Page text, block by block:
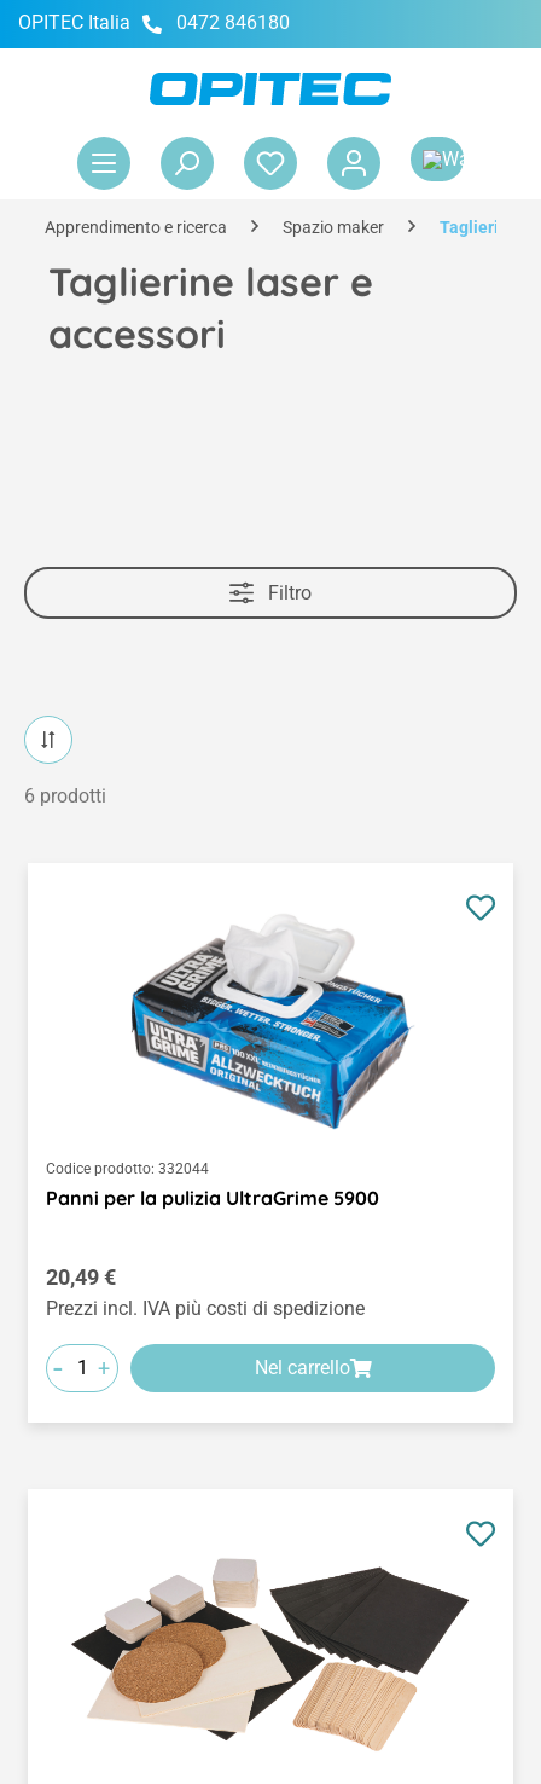
principale
OPITEC Italia 0472 846180
Apprendimento e ricerca Spazio maker Taglierine
Taglierine laser e
accessori
Filtro
6 prodotti
Codice prodotto: 332044
Panni per la pulizia UltraGrime 5900
Prezzo normale:
20,49 €
Prezzi incl. IVA più costi di spedizione
- + Nel carrello